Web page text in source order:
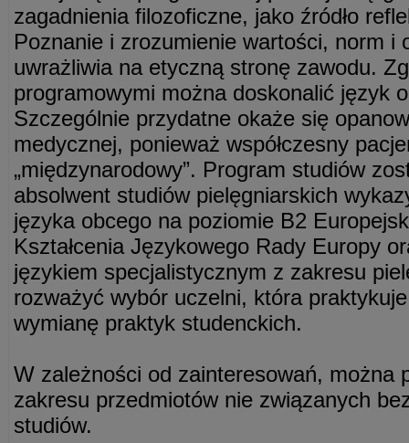
zagadnienia filozoficzne, jako źródło
Poznanie i zrozumienie wartości, norm i
uwrażliwia na etyczną stronę zawodu.
programowymi można doskonalić język
Szczególnie przydatne okaże się
medycznej, ponieważ współczesny
„międzynarodowy”. Program studiów
absolwent studiów pielęgniarskich
języka obcego na poziomie B2
Kształcenia Językowego Rady Europy
językiem specjalistycznym z zakresu
rozważyć wybór uczelni, która
wymianę praktyk studenckich.
W zależności od zainteresowań, można
zakresu przedmiotów nie związanych
studiów.